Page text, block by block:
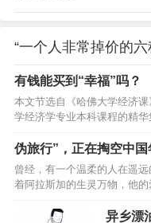
“一个人非常掉价的
有钱能买到“幸福”吗？
本文节选自《哈佛大学经济
学经济学专业本科课程的精
和思考。它以记者视角记录
治学精神，让我们同作者一
解。全书分为四章，分别提
四位哈佛大学教授的讲义精华
（happiness）是一个比较前
这方面的研究。这些研究都
伪旅行”，正在掏空中国
曾经，有一个温柔的人在遥
着阿拉斯加的生灵万物，他
里，熊在冰原上依偎着彼此
声，引着生命的光辉渐渐融
异乡漂